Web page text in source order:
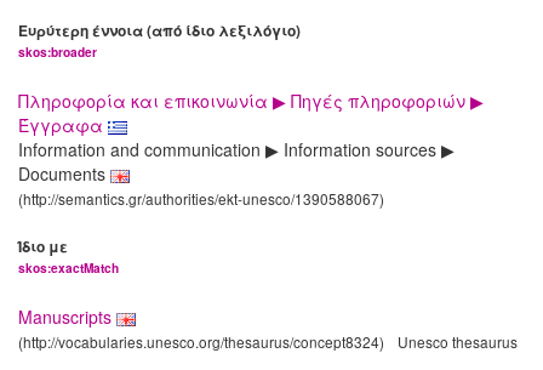
Ευρύτερη έννοια (από ίδιο λεξιλόγιο)
skos:broader
Πληροφορία και επικοινωνία ▶ Πηγές πληροφοριών ▶
Έγγραφα
Information and communication ▶ Information sources ▶
Documents
(http://semantics.gr/authorities/ekt-unesco/1390588067)
Ίδιο με
skos:exactMatch
Manuscripts
(http://vocabularies.unesco.org/thesaurus/concept8324) Unesco thesaurus